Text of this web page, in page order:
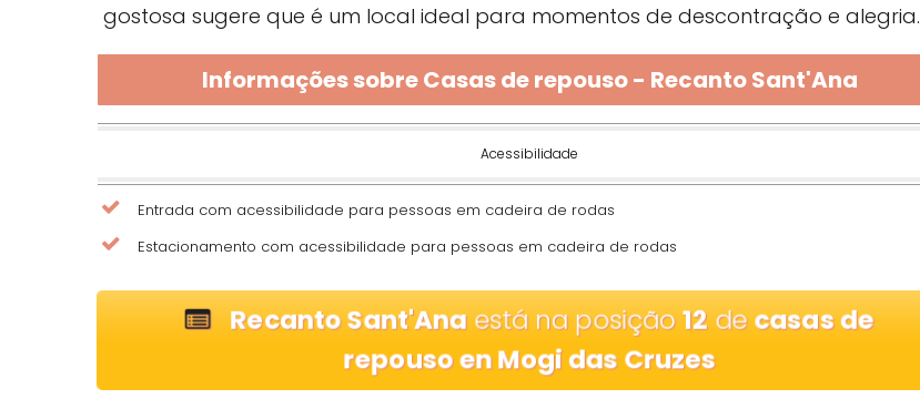
gostosa sugere que é um local ideal para momentos de descontração e alegria.
Informações sobre Casas de repouso - Recanto Sant'Ana
Acessibilidade
Entrada com acessibilidade para pessoas em cadeira de rodas
Estacionamento com acessibilidade para pessoas em cadeira de rodas
Recanto Sant'Anaestá na posição12decasas de
repouso en Mogi das Cruzes